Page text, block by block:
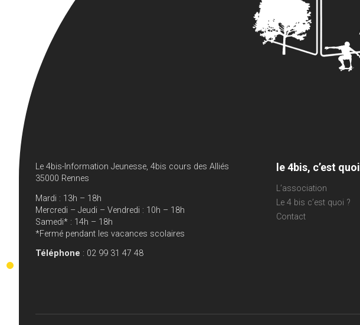
Le 4bis-Information Jeunesse, 4bis cours des Alliés
35000 Rennes
Mardi : 13h – 18h
Mercredi – Jeudi – Vendredi : 10h – 18h
Samedi* : 14h – 18h
*Fermé pendant les vacances scolaires
Téléphone : 02 99 31 47 48
le 4bis, c’est quoi
L’association
Le 4 bis c’est quoi ?
Contact